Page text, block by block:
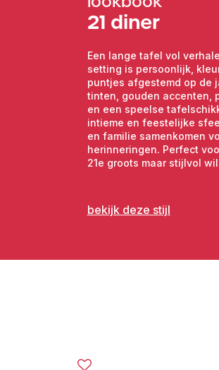
Moderne gehamerde
Geschikt voor zowel
Schoon, voordelig en
Levering in Haarlem,
Eenvoudig online te
Maak jouw
ons uitgebreide
klaar om jouw
21 diner
Een lange tafel vol
setting is persoonlijk,
puntjes afgestemd op de
tinten, gouden accenten,
en een speelse
intieme en feestelijke
en familie samenkomen
herinneringen. Perfect
21e groots maar stijlvol
bekijk deze stijl